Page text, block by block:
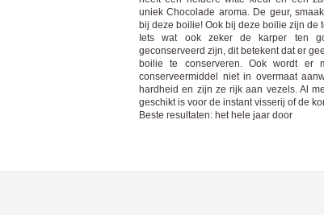
uniek Chocolade aroma. De geur,
bij deze boilie! Ook bij deze boilie zijn de
Iets wat ook zeker de karper ten
geconserveerd zijn, dit betekent dat er
boilie te conserveren. Ook wordt er
conserveermiddel niet in overmaat
hardheid en zijn ze rijk aan vezels. Al
geschikt is voor de instant visserij of de
Beste resultaten: het hele jaar door